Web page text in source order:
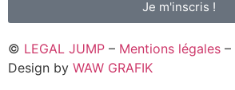
Je m'inscris !
© LEGAL JUMP – Mentions légales –
Design by WAW GRAFIK